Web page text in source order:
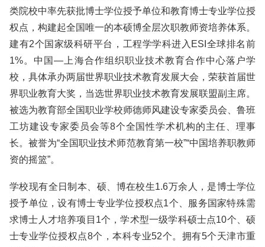
类院校中率先获批博士学位授予单位和教育博士专业学位授
权点，构建起全国唯一的本硕博全层次职教师资培养体系。
建有2个国家级科研平台，工程学学科进入ESI全球排名前
1%。中国—上海合作组织职业技术教育合作中心落户学
校，具体承办两届世界职业技术教育发展大会，荣获首届世
界职业教育大奖，当选世界职业技术教育发展联盟副主席。
被选为教育部全国职业学校师德师风建设专家委员会、鲁班
工坊建设专家委员会等8个全国性学术机构的主任、理事
长。被誉为“全国职业技术师范教育第一校”“中国培养职教师
资的摇篮”。
学校现有全日制本、硕、博在校生1.6万余人，是博士学位
授予单位，设有博士专业学位授权点1个、服务国家特殊需
求博士人才培养项目1个，学术型一级学科硕士点10个、硕
士专业学位授权点8个，本科专业52个。拥有5个天津市重